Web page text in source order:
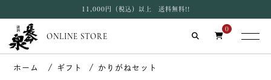
11,000円（税込）以上 送料無料!!
ONLINE STORE
0
ギフト かりがねセット